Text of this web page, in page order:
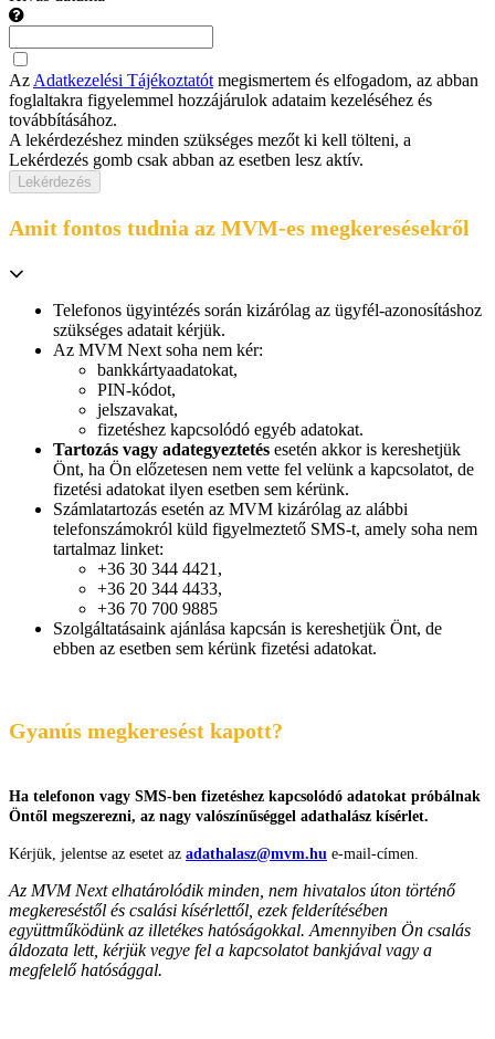
Az Adatkezelési Tájékoztatót megismertem és elfogadom, az abban
foglaltakra figyelemmel hozzájárulok adataim kezeléséhez és
továbbításához.
A lekérdezéshez minden szükséges mezőt ki kell tölteni, a
Lekérdezés gomb csak abban az esetben lesz aktív.
Lekérdezés
Amit fontos tudnia az MVM-es megkeresésekről
Telefonos ügyintézés során kizárólag az ügyfél-azonosításhoz
szükséges adatait kérjük.
Az MVM Next soha nem kér:
bankkártyaadatokat,
PIN-kódot,
jelszavakat,
fizetéshez kapcsolódó egyéb adatokat.
Tartozás vagy adategyeztetés esetén akkor is kereshetjük
Önt, ha Ön előzetesen nem vette fel velünk a kapcsolatot, de
fizetési adatokat ilyen esetben sem kérünk.
Számlatartozás esetén az MVM kizárólag az alábbi
telefonszámokról küld figyelmeztető SMS-t, amely soha nem
tartalmaz linket:
+36 30 344 4421,
+36 20 344 4433,
+36 70 700 9885
Szolgáltatásaink ajánlása kapcsán is kereshetjük Önt, de
ebben az esetben sem kérünk fizetési adatokat.
Gyanús megkeresést kapott?
Ha telefonon vagy SMS-ben fizetéshez kapcsolódó adatokat próbálnak
Öntől megszerezni, az nagy valószínűséggel adathalász kísérlet.
Kérjük, jelentse az esetet az adathalasz@mvm.hu e-mail-címen.
Az MVM Next elhatárolódik minden, nem hivatalos úton történő
megkereséstől és csalási kísérlettől, ezek felderítésében
együttműködünk az illetékes hatóságokkal. Amennyiben Ön csalás
áldozata lett, kérjük vegye fel a kapcsolatot bankjával vagy a
megfelelő hatósággal.